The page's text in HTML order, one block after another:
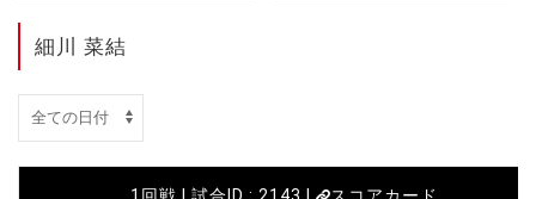
細川 菜結
1回戦 | 試合ID : 2143 | スコアカード